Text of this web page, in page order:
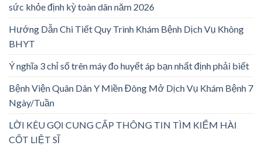
sức khỏe định kỳ toàn dân năm 2026
Hướng Dẫn Chi Tiết Quy Trình Khám Bệnh Dịch Vụ Không
BHYT
Ý nghĩa 3 chỉ số trên máy đo huyết áp bạn nhất định phải biết
Bệnh Viện Quân Dân Y Miền Đông Mở Dịch Vụ Khám Bệnh 7
Ngày/Tuần
LỜI KÊU GỌI CUNG CẤP THÔNG TIN TÌM KIẾM HÀI
CỐT LIỆT SĨ